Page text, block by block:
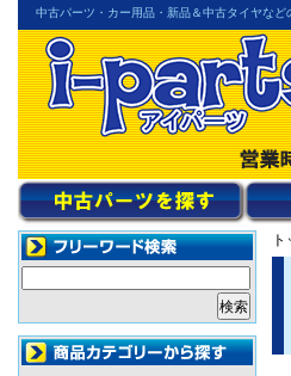
中古パーツ・カー用品・新品＆中古タイヤな